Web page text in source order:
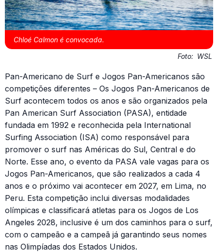
Chloé Calmon é convocada.
Foto: WSL
Pan-Americano de Surf e Jogos Pan-Americanos são
competições diferentes – Os Jogos Pan-Americanos de
Surf acontecem todos os anos e são organizados pela
Pan American Surf Association (PASA), entidade
fundada em 1992 e reconhecida pela International
Surfing Association (ISA) como responsável para
promover o surf nas Américas do Sul, Central e do
Norte. Esse ano, o evento da PASA vale vagas para os
Jogos Pan-Americanos, que são realizados a cada 4
anos e o próximo vai acontecer em 2027, em Lima, no
Peru. Esta competição inclui diversas modalidades
olímpicas e classificará atletas para os Jogos de Los
Angeles 2028, inclusive é um dos caminhos para o surf,
com o campeão e a campeã já garantindo seus nomes
nas Olimpíadas dos Estados Unidos.